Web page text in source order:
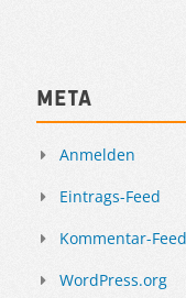
Meta
Anmelden
Eintrags-Feed
Kommentar-Feed
WordPress.org